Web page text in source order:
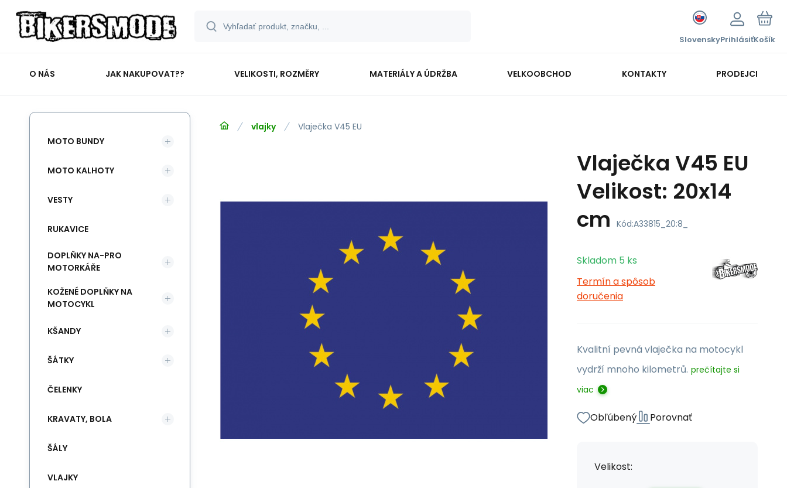
SlovenskyPrihlásiťKošík
O NÁS JAK NAKUPOVAT?? VELIKOSTI, ROZMĚRY MATERIÁLY A ÚDRŽBA VELKOOBCHOD KONTAKTY PRODEJCI
vlajky Vlaječka V45 EU
Vlaječka V45 EU
Velikost: 20x14
cm Kód:A33815_20:8_
Skladom 5 ks
Termín a spôsob
doručenia
Kvalitní pevná vlaječka na motocykl
vydrží mnoho kilometrů. prečítajte si
viac
Obľúbený Porovnať
Velikost:
MOTO BUNDY
MOTO KALHOTY
VESTY
RUKAVICE
DOPLŇKY NA-PRO
MOTORKÁŘE
KOŽENÉ DOPLŇKY NA
MOTOCYKL
KŠANDY
ŠÁTKY
ČELENKY
KRAVATY, BOLA
ŠÁLY
VLAJKY